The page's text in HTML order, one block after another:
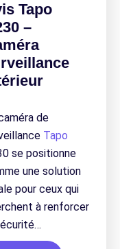
Tapo
–
de
Tapo
se positionne
une solution
pour ceux qui
à renforcer